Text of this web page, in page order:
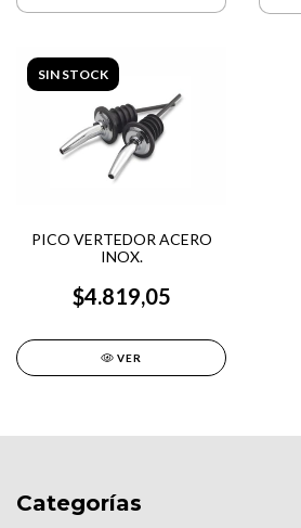
SIN STOCK
PICO VERTEDOR ACERO
INOX.
$4.819,05
VER
Categorías